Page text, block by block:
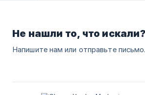
Не нашли то, что искали?
Напишите нам или отправьте письмо.